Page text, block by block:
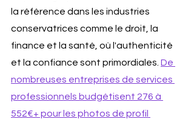
la référence dans les industries
conservatrices comme le droit, la
finance et la santé, où l'authenticité
et la confiance sont primordiales. De
nombreuses entreprises de services
professionnels budgétisent 276 à
552€+ pour les photos de profil